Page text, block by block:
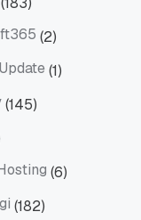
(2)
(1)
(145)
(6)
(182)